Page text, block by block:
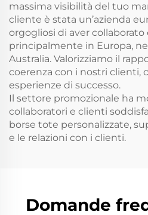
massima visibilità del tuo
cliente è stata un’azienda
orgogliosi di aver collaborato
principalmente in Europa,
Australia. Valorizziamo il
coerenza con i nostri clienti,
esperienze di successo.
Il settore promozionale ha
collaboratori e clienti
borse tote personalizzate,
e le relazioni con i clienti.
Domande